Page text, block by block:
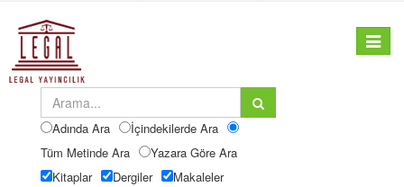
Toggle
Adında Ara
İçindekilerde Ara
Tüm Metinde Ara
Yazara Göre Ara
Kitaplar
Dergiler Makaleler